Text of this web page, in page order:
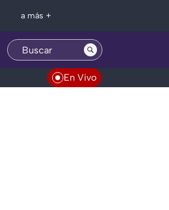
a más +
En Vivo